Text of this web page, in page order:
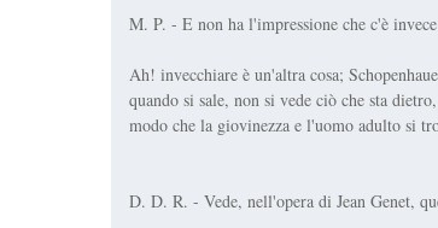
M. P. - E non ha l'impressione che c'è
Ah! invecchiare è un'altra cosa;
quando si sale, non si vede ciò che sta
modo che la giovinezza e l'uomo adulto si
D. D. R. - Vede, nell'opera di Jean Genet,